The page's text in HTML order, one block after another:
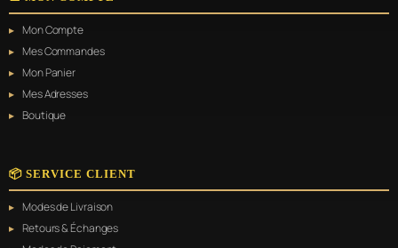
Mon Compte
Mes Commandes
Mon Panier
Mes Adresses
Boutique
📦 SERVICE CLIENT
Modes de Livraison
Retours & Échanges